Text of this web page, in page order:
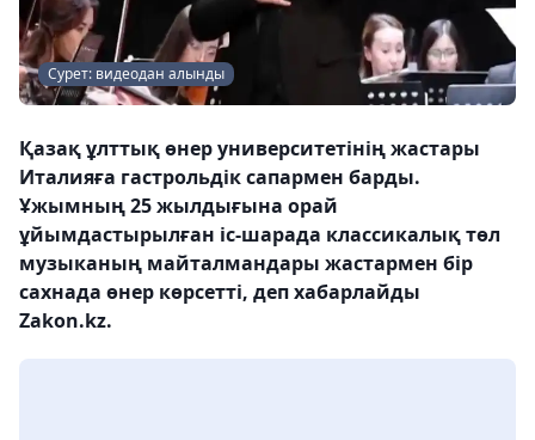
Сурет: видеодан алынды
Қазақ ұлттық өнер университетінің жастары
Италияға гастрольдік сапармен барды.
Ұжымның 25 жылдығына орай
ұйымдастырылған іс-шарада классикалық төл
музыканың майталмандары жастармен бір
сахнада өнер көрсетті, деп хабарлайды
Zakon.kz.